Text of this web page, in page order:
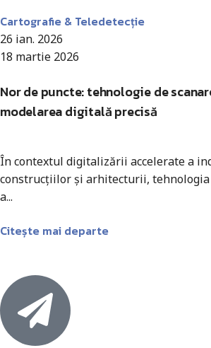
Cartografie & Teledetecție
26 ian. 2026
18 martie 2026
Nor de puncte: tehnologie de
modelarea digitală precisă
În contextul digitalizării accelerate a
construcțiilor și arhitecturii,
a...
Citește mai departe